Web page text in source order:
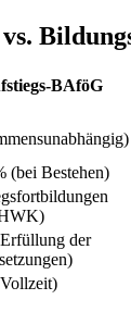
BAföG
(bei Bestehen)
der